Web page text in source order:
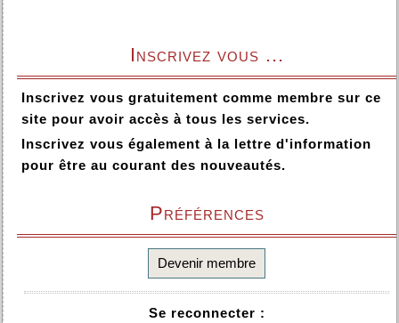
Inscrivez vous ...
Inscrivez vous gratuitement comme membre sur ce
site pour avoir accès à tous les services.
Inscrivez vous également à la lettre d'information
pour être au courant des nouveautés.
Préférences
Devenir membre
Se reconnecter :